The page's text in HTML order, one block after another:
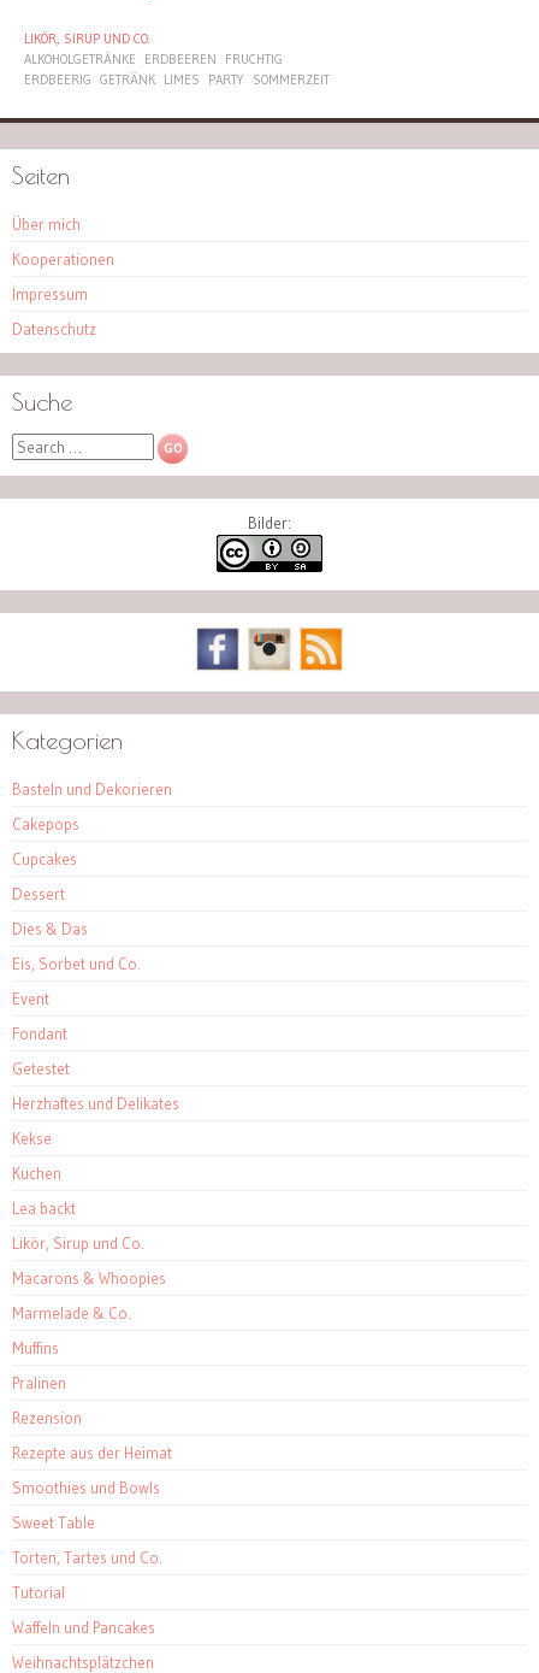
LIKÖR, SIRUP UND CO.
ALKOHOLGETRÄNKE
ERDBEEREN
FRUCHTIG
ERDBEERIG GETRÄNK LIMES PARTY SOMMERZEIT
Seiten
Über mich
Kooperationen
Impressum
Datenschutz
Suche
Search
Bilder:
Kategorien
Basteln und Dekorieren
Cakepops
Cupcakes
Dessert
Dies & Das
Eis, Sorbet und Co.
Event
Fondant
Getestet
Herzhaftes und Delikates
Kekse
Kuchen
Lea backt
Likör, Sirup und Co.
Macarons & Whoopies
Marmelade & Co.
Muffins
Pralinen
Rezension
Rezepte aus der Heimat
Smoothies und Bowls
Sweet Table
Torten, Tartes und Co.
Tutorial
Waffeln und Pancakes
Weihnachtsplätzchen